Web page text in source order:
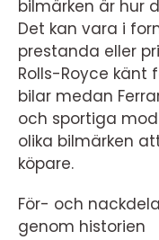
bilmärken är hur
Det kan vara i
prestanda eller
Rolls-Royce känt
bilar medan
och sportiga
olika bilmärken
köpare.
För- och
genom historien